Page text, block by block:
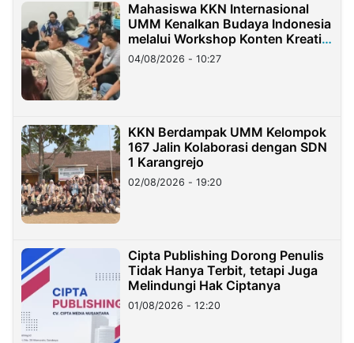
Mahasiswa KKN Internasional
UMM Kenalkan Budaya Indonesia
melalui Workshop Konten Kreatif
di Taiwan
04/08/2026 - 10:27
KKN Berdampak UMM Kelompok
167 Jalin Kolaborasi dengan SDN
1 Karangrejo
02/08/2026 - 19:20
Cipta Publishing Dorong Penulis
Tidak Hanya Terbit, tetapi Juga
Melindungi Hak Ciptanya
01/08/2026 - 12:20